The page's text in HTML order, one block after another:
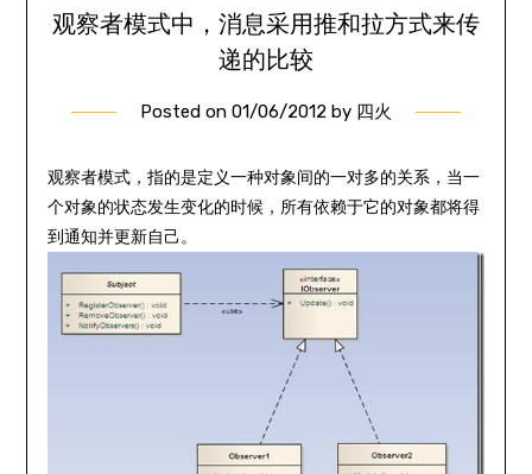
观察者模式中，消息采用推和拉方式来传
递的比较
Posted on 01/06/2012 by 四火
观察者模式，指的是定义一种对象间的一对多的关系，当一
个对象的状态发生变化的时候，所有依赖于它的对象都将得
到通知并更新自己。